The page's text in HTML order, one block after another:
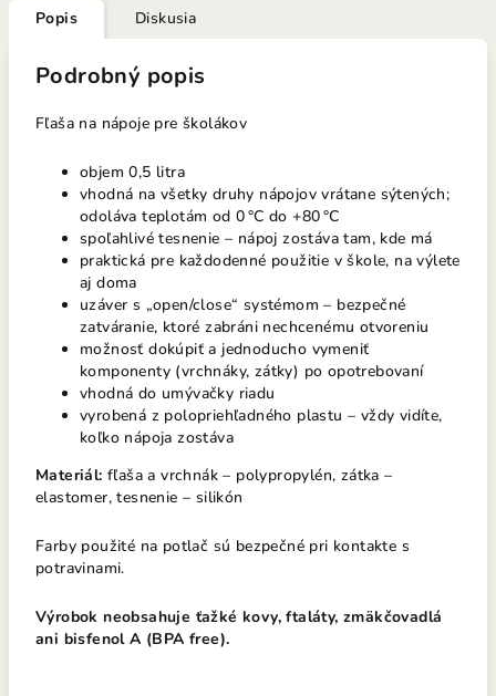
Popis Diskusia
Podrobný popis
Fľaša na nápoje pre školákov
objem 0,5 litra
vhodná na všetky druhy nápojov vrátane sýtených;
odoláva teplotám od 0 °C do +80 °C
spoľahlivé tesnenie – nápoj zostáva tam, kde má
praktická pre každodenné použitie v škole, na výlete
aj doma
uzáver s „open/close“ systémom – bezpečné
zatváranie, ktoré zabráni nechcenému otvoreniu
možnosť dokúpiť a jednoducho vymeniť
komponenty (vrchnáky, zátky) po opotrebovaní
vhodná do umývačky riadu
vyrobená z polopriehľadného plastu – vždy vidíte,
koľko nápoja zostáva
Materiál: fľaša a vrchnák – polypropylén, zátka –
elastomer, tesnenie – silikón
Farby použité na potlač sú bezpečné pri kontakte s
potravinami.
Výrobok neobsahuje ťažké kovy, ftaláty, zmäkčovadlá
ani bisfenol A (BPA free).